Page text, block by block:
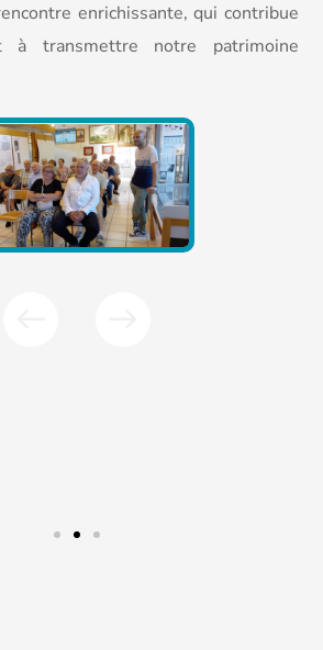
enrichissante, qui contribue
transmettre notre patrimoine